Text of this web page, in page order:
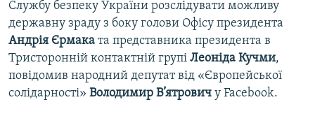
Службу безпеку України розслідувати можливу
державну зраду з боку голови Офісу президента
Андрія Єрмака та представника президента в
Тристоронній контактній групі Леоніда Кучми,
повідомив народний депутат від «Європейської
солідарності» Володимир В’ятрович у Facebook.